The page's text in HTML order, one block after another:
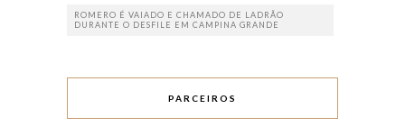
ROMERO É VAIADO E CHAMADO DE LADRÃO
DURANTE O DESFILE EM CAMPINA GRANDE
PARCEIROS